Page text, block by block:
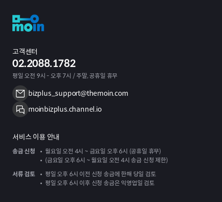
고객센터
02.2088.1782
평일 오전 9시 - 오후 7시 / 주말, 공휴일 휴무
bizplus_support@themoin.com
moinbizplus.channel.io
서비스 이용 안내
송금 신청
월요일 오전 4시 ~ 금요일 오후 6시 (공휴일 휴무)
(금요일 오후 6시 ~ 월요일 오전 4시 송금 신청 제한)
서류 검토
평일 오후 6시 이전 신청 송금에 한해 당일 검토
평일 오후 6시 이후 신청 송금은 익영업일 검토